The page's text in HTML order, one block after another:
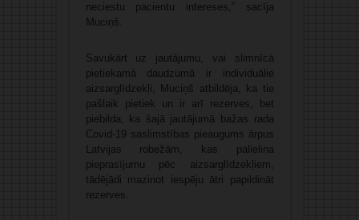
neciestu pacientu intereses,” sacīja
Muciņš.
Savukārt uz jautājumu, vai slimnīcā
pietiekamā daudzumā ir individuālie
aizsarglīdzekļi, Muciņš atbildēja, ka tie
pašlaik pietiek un ir arī rezerves, bet
piebilda, ka šajā jautājumā bažas rada
Covid-19 saslimstības pieaugums ārpus
Latvijas robežām, kas palielina
pieprasījumu pēc aizsarglīdzekļiem,
tādējādi mazinot iespēju ātri papildināt
rezerves.